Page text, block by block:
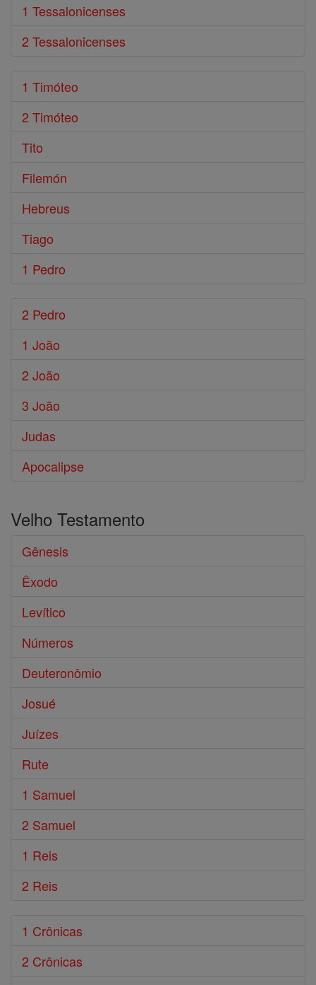
1 Tessalonicenses
2 Tessalonicenses
1 Timóteo
2 Timóteo
Tito
Filemón
Hebreus
Tiago
1 Pedro
2 Pedro
1 João
2 João
3 João
Judas
Apocalipse
Velho Testamento
Gênesis
Êxodo
Levítico
Números
Deuteronômio
Josué
Juízes
Rute
1 Samuel
2 Samuel
1 Reis
2 Reis
1 Crônicas
2 Crônicas